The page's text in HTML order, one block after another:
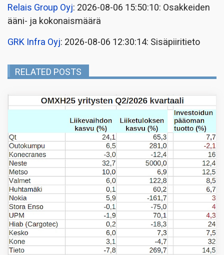
Relais Group Oyj: 2026-08-06 15:50:10: Osakkeiden
ääni- ja kokonaismäärä
GRK Infra Oyj: 2026-08-06 12:30:14: Sisäpiiritieto
RELATED POSTS